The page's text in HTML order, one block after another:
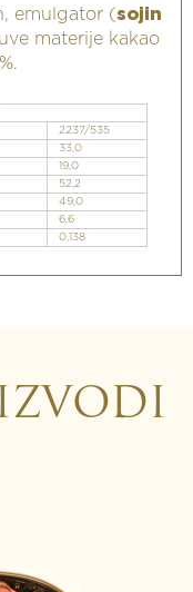
emulgator (sojin
materije kakao
2237/535
33,0
19,0
52,2
49,0
6,6
0,138